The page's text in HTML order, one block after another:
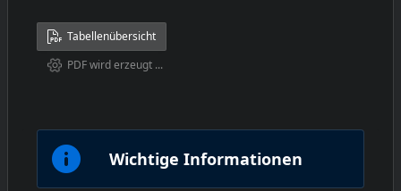
Tabellenübersicht
PDF wird erzeugt ...
Wichtige Informationen